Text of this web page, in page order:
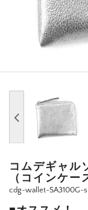
コムデギャル
（コインケ
cdg-wallet-SA3100G-